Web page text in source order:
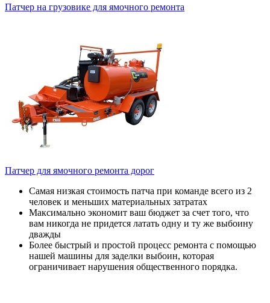
Патчер на грузовике для ямочного ремонта
Патчер для ямочного ремонта дорог
Самая низкая стоимость патча при команде всего из 2
человек и меньших материальных затратах
Максимально экономит ваш бюджет за счет того, что
вам никогда не придется латать одну и ту же выбоину
дважды
Более быстрый и простой процесс ремонта с помощью
нашей машины для заделки выбоин, которая
ограничивает нарушения общественного порядка.